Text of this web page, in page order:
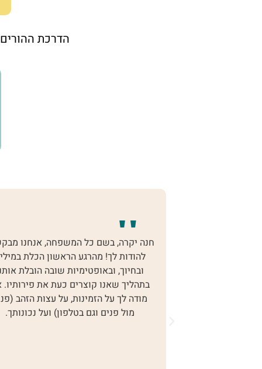
הדרכת
יקרה, בשם כל המשפחה, אנחנו מבקשים
להודות לך! מהרגע הראשון הכלת במילים
ובחיוך, ובאופטימיות שובה הובלת אותנו
שאנו קוצרים כעת את פירותיו. אני
לך על הזמינות, על עצות הזהב (פנים
מול פנים וגם בטלפון) ועל נכונותך.
לחנה -
החברה! אני לא
על הידע שחלקת
ששני ניסיונות
אמנם הייתי
אמרתי לך את